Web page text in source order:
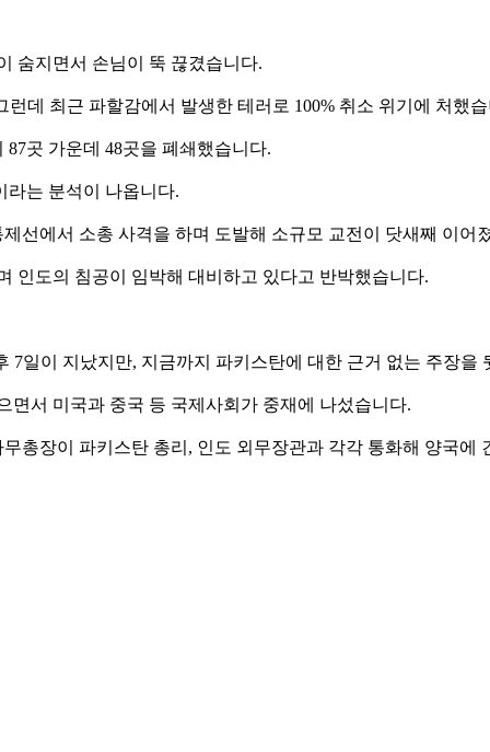
숨지면서 손님이 뚝 끊겼습니다.
데 최근 파할감에서 발생한 테러로 100% 취소 위기에 처했
곳 가운데 48곳을 폐쇄했습니다.
라는 분석이 나옵니다.
선에서 소총 사격을 하며 도발해 소규모 교전이 닷새째 이어
인도의 침공이 임박해 대비하고 있다고 반박했습니다.
일이 지났지만, 지금까지 파키스탄에 대한 근거 없는 주장
면서 미국과 중국 등 국제사회가 중재에 나섰습니다.
총장이 파키스탄 총리, 인도 외무장관과 각각 통화해 양국에